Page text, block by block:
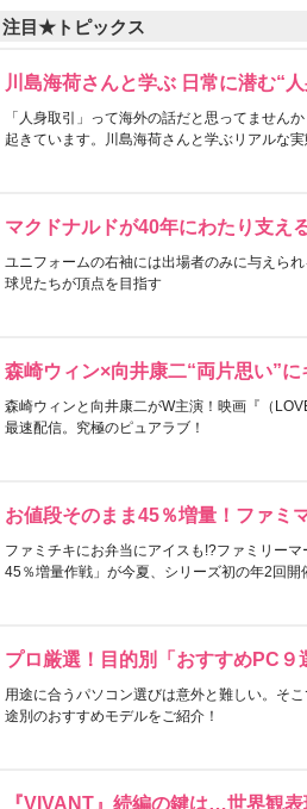
注目★トピックス
川島海荷さんと学ぶ 日常に潜む“
「人身取引」って海外の話だと思ってません
起きています。川島海荷さんと学ぶリアルな
マクドナルドが40年にわたり支え
ユニフォームの右袖には出場者のみに与えら
球児たちが頂点を目指す
森崎ウィン×向井康二“両片思い”
森崎ウィンと向井康二がW主演！映画『（
最速配信。究極のピュアラブ！
お値段そのまま45％増量！ファミ
ファミチキにお弁当にアイスも!?ファミリー
45％増量作戦」が今夏、シリーズ初の年2回開
プロ厳選！目的別「おすすめPC９
用途に合うパソコン選びは意外と難しい。そ
途別のおすすめモデルをご紹介！
『VIVANT』続編の鍵は…世界観